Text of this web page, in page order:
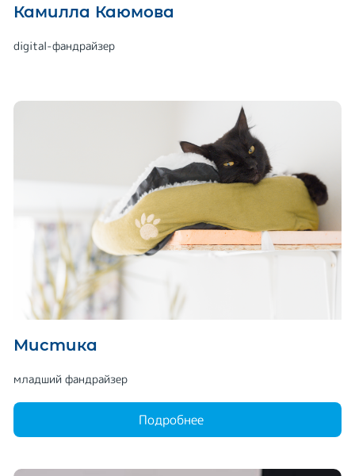
Камилла Каюмова
digital-фандрайзер
Мистика
младший фандрайзер
Подробнее